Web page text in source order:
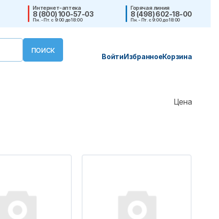
Интернет-аптека
8 (800) 100-57-03
Пн. - Пт. с 9:00 до 18:00
Горячая линия
8 (498) 602-18-00
Пн. - Пт. с 9:00 до 18:00
ВойтиИзбранноеКорзина
Цена